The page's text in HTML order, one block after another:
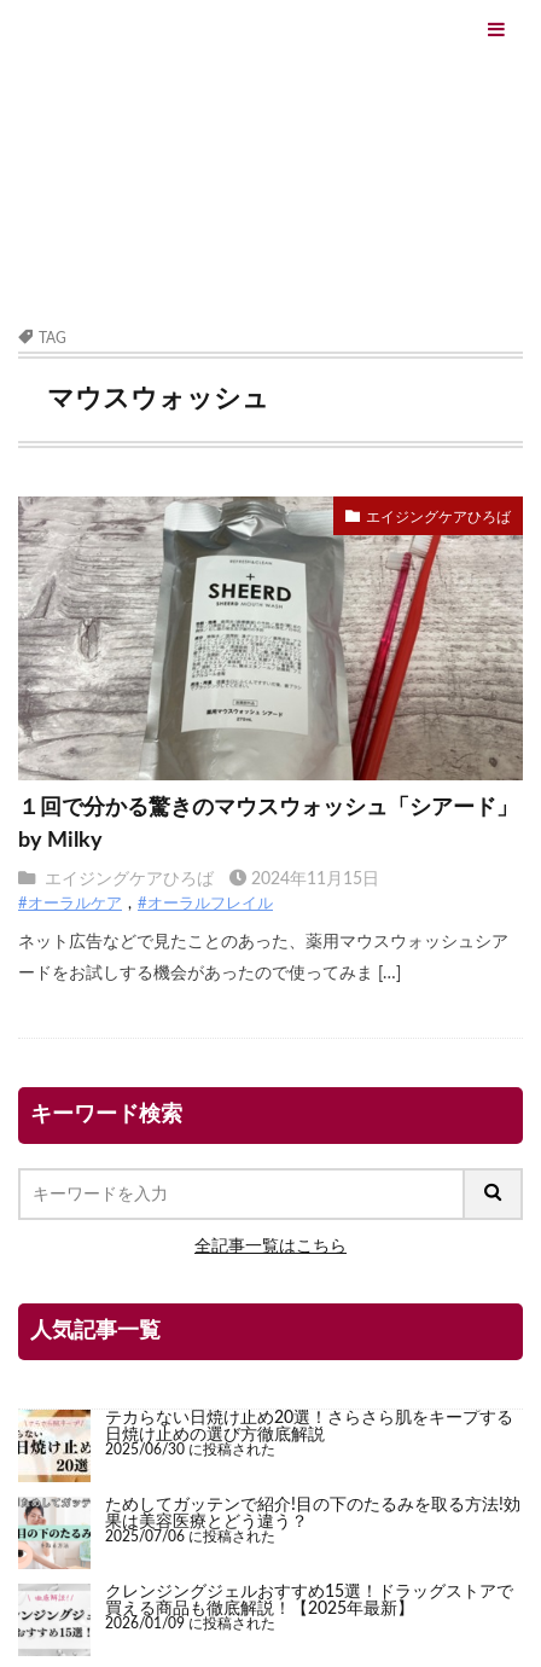
TAG
マウスウォッシュ
エイジングケアひろば
１回で分かる驚きのマウスウォッシュ「シアード」
by Milky
エイジングケアひろば 2024年11月15日
#オーラルケア #オーラルフレイル
ネット広告などで見たことのあった、薬用マウスウォッシュシア
ードをお試しする機会があったので使ってみま […]
キーワード検索
全記事一覧はこちら
人気記事一覧
テカらない日焼け止め20選！さらさら肌をキープする
日焼け止めの選び方徹底解説
2025/06/30 に投稿された
ためしてガッテンで紹介!目の下のたるみを取る方法!効
果は美容医療とどう違う？
2025/07/06 に投稿された
クレンジングジェルおすすめ15選！ドラッグストアで
買える商品も徹底解説！【2025年最新】
2026/01/09 に投稿された